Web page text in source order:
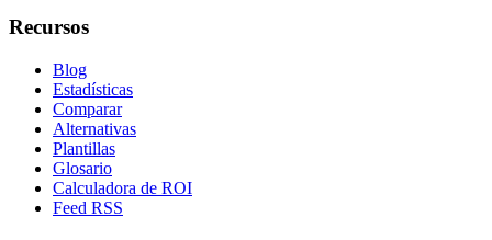
Recursos
Blog
Estadísticas
Comparar
Alternativas
Plantillas
Glosario
Calculadora de ROI
Feed RSS